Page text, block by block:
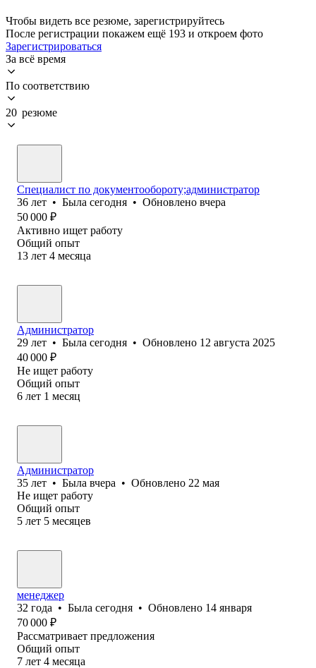
Чтобы видеть все резюме, зарегистрируйтесь
После регистрации покажем ещё 193 и откроем фото
Зарегистрироваться
За всё время
По соответствию
20 резюме
Специалист по документообороту;администратор
36 лет • Была сегодня • Обновлено вчера
50 000 ₽
Активно ищет работу
Общий опыт
13 лет 4 месяца
Администратор
29 лет • Была сегодня • Обновлено 12 августа 2025
40 000 ₽
Не ищет работу
Общий опыт
6 лет 1 месяц
Администратор
35 лет • Была вчера • Обновлено 22 мая
Не ищет работу
Общий опыт
5 лет 5 месяцев
менеджер
32 года • Была сегодня • Обновлено 14 января
70 000 ₽
Рассматривает предложения
Общий опыт
7 лет 4 месяца